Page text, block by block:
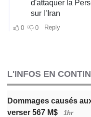
L'INFOS EN
Dommages causés
verser 567 M$
1hr